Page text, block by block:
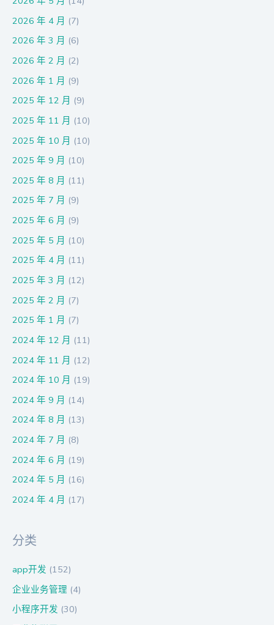
2026 年 4 月 (7)
2026 年 3 月 (6)
2026 年 2 月 (2)
2026 年 1 月 (9)
2025 年 12 月 (9)
2025 年 11 月 (10)
2025 年 10 月 (10)
2025 年 9 月 (10)
2025 年 8 月 (11)
2025 年 7 月 (9)
2025 年 6 月 (9)
2025 年 5 月 (10)
2025 年 4 月 (11)
2025 年 3 月 (12)
2025 年 2 月 (7)
2025 年 1 月 (7)
2024 年 12 月 (11)
2024 年 11 月 (12)
2024 年 10 月 (19)
2024 年 9 月 (14)
2024 年 8 月 (13)
2024 年 7 月 (8)
2024 年 6 月 (19)
2024 年 5 月 (16)
2024 年 4 月 (17)
分类
app开发 (152)
企业业务管理 (4)
小程序开发 (30)